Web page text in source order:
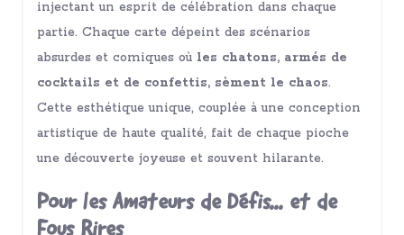
injectant un esprit de célébration dans chaque
partie. Chaque carte dépeint des scénarios
absurdes et comiques où les chatons, armés de
cocktails et de confettis, sèment le chaos.
Cette esthétique unique, couplée à une conception
artistique de haute qualité, fait de chaque pioche
une découverte joyeuse et souvent hilarante.
Pour les Amateurs de Défis... et de
Fous Rires